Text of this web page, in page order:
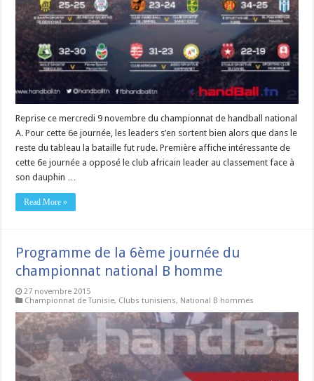
Reprise ce mercredi 9 novembre du championnat de handball national
A. Pour cette 6e journée, les leaders s’en sortent bien alors que dans le
reste du tableau la bataille fut rude. Première affiche intéressante de
cette 6e journée a opposé le club africain leader au classement face à
son dauphin …
Read More »
Programme de la 6ème journée du
championnat national B homme
27 novembre 2015
Championnat de Tunisie, Clubs tunisiens, National B hommes